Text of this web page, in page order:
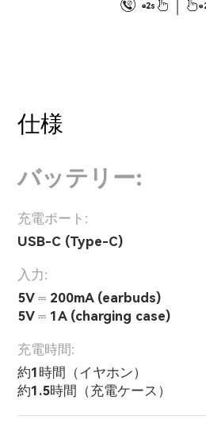
仕様
バッテリー:
充電ポート:
USB-C (Type-C)
入力:
5V ⎓ 200mA (earbuds)
5V ⎓ 1A (charging case)
充電時間:
約1時間（イヤホン）
約1.5時間（充電ケース）